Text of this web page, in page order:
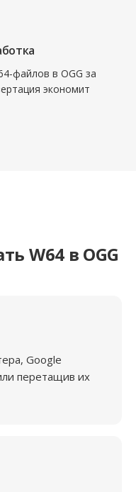
файлов в OGG за
экономит
W64 в OGG
Google
перетащив их